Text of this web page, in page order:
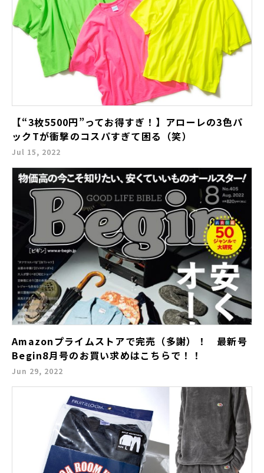
【“3枚5500円”ってお得すぎ！】アローレの3色パ
ックTが衝撃のコスパすぎて困る（笑）
Jul 15, 2022
Amazonプライムストアで完売（多謝）！ 最新号
Begin8月号のお買い求めはこちらで！！
Jun 29, 2022